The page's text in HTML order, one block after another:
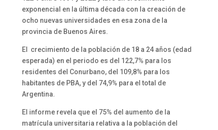
exponencial en la última década con la creación de
ocho nuevas universidades en esa zona de la
provincia de Buenos Aires.
El crecimiento de la población de 18 a 24 años (edad
esperada) en el periodo es del 122,7% para los
residentes del Conurbano, del 109,8% para los
habitantes de PBA, y del 74,9% para el total de
Argentina.
El informe revela que el 75% del aumento de la
matrícula universitaria relativa a la población del